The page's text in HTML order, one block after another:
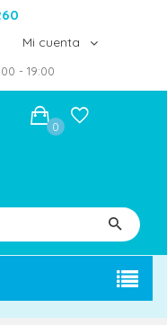
Mi cuenta
- 19:00
0